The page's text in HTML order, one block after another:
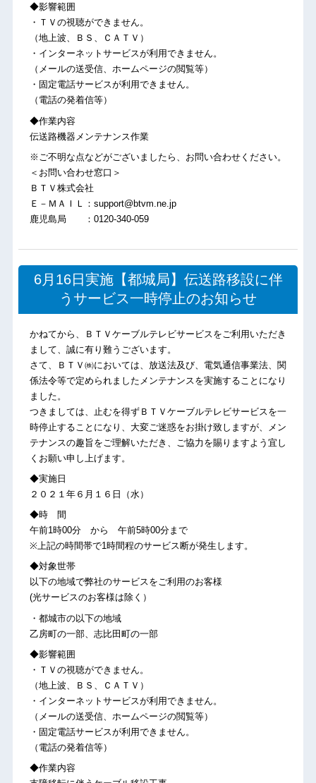
◆影響範囲
・ＴＶの視聴ができません。
（地上波、ＢＳ、ＣＡＴＶ）
・インターネットサービスが利用できません。
（メールの送受信、ホームページの閲覧等）
・固定電話サービスが利用できません。
（電話の発着信等）
◆作業内容
伝送路機器メンテナンス作業
※ご不明な点などがございましたら、お問い合わせください。
＜お問い合わせ窓口＞
ＢＴＶ株式会社
Ｅ－ＭＡＩＬ：support@btvm.ne.jp
鹿児島局 ：0120-340-059
6月16日実施【都城局】伝送路移設に伴
うサービス一時停止のお知らせ
かねてから、ＢＴＶケーブルテレビサービスをご利用いただき
まして、誠に有り難うございます。
さて、ＢＴＶ㈱においては、放送法及び、電気通信事業法、関
係法令等で定められましたメンテナンスを実施することになり
ました。
つきましては、止むを得ずＢＴＶケーブルテレビサービスを一
時停止することになり、大変ご迷惑をお掛け致しますが、メン
テナンスの趣旨をご理解いただき、ご協力を賜りますよう宜し
くお願い申し上げます。
◆実施日
２０２１年６月１６日（水）
◆時 間
午前1時00分 から 午前5時00分まで
※上記の時間帯で1時間程のサービス断が発生します。
◆対象世帯
以下の地域で弊社のサービスをご利用のお客様
(光サービスのお客様は除く）
・都城市の以下の地域
乙房町の一部、志比田町の一部
◆影響範囲
・ＴＶの視聴ができません。
（地上波、ＢＳ、ＣＡＴＶ）
・インターネットサービスが利用できません。
（メールの送受信、ホームページの閲覧等）
・固定電話サービスが利用できません。
（電話の発着信等）
◆作業内容